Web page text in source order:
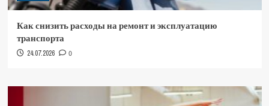
Как снизить расходы на ремонт и эксплуатацию
транспорта
24.07.2026 0